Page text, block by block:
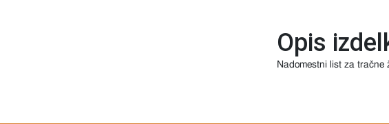
Opis
Nadomestni list za tračne